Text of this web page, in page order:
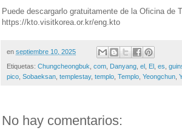
Puede descargarlo gratuitamente de la Oficina de
https://kto.visitkorea.or.kr/eng.kto
en septiembre 10, 2025
Etiquetas: Chungcheongbuk, com, Danyang, el , El , es,
pico, Sobaeksan, templestay, templo, Templo, Yeongchun,
No hay comentarios: